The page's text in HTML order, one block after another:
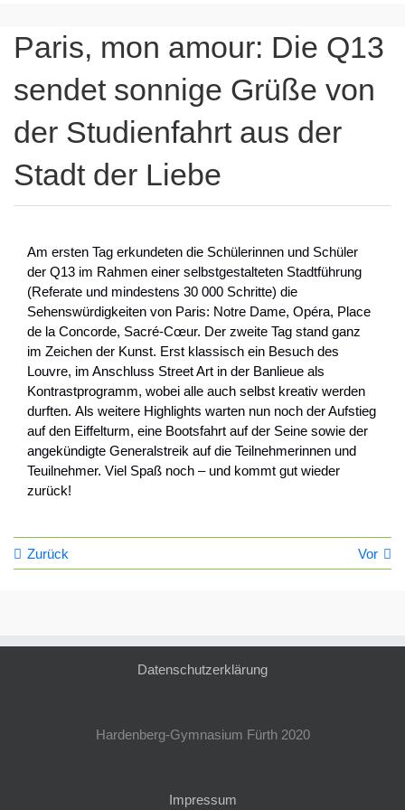
Paris, mon amour: Die Q13
sendet sonnige Grüße von
der Studienfahrt aus der
Stadt der Liebe
Am ersten Tag erkundeten die Schülerinnen und Schüler
der Q13 im Rahmen einer selbstgestalteten Stadtführung
(Referate und mindestens 30 000 Schritte) die
Sehenswürdigkeiten von Paris: Notre Dame, Opéra, Place
de la Concorde, Sacré-Cœur. Der zweite Tag stand ganz
im Zeichen der Kunst. Erst klassisch ein Besuch des
Louvre, im Anschluss Street Art in der Banlieue als
Kontrastprogramm, wobei alle auch selbst kreativ werden
durften. Als weitere Highlights warten nun noch der Aufstieg
auf den Eiffelturm, eine Bootsfahrt auf der Seine sowie der
angekündigte Generalstreik auf die Teilnehmerinnen und
Teuilnehmer. Viel Spaß noch – und kommt gut wieder
zurück!
Zurück Vor
Datenschutzerklärung
Hardenberg-Gymnasium Fürth 2020
Impressum